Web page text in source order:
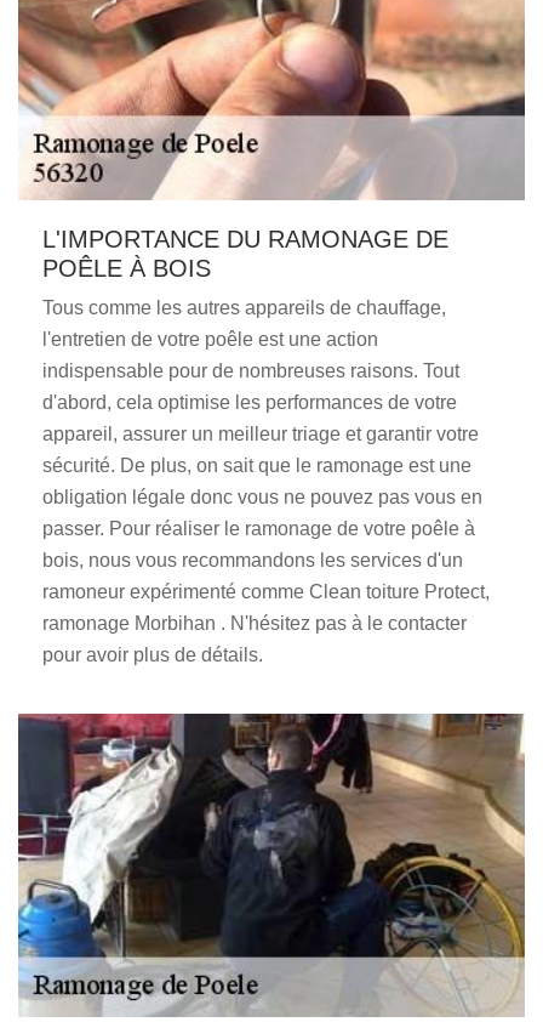
L'IMPORTANCE DU RAMONAGE DE
POÊLE À BOIS
Tous comme les autres appareils de chauffage,
l'entretien de votre poêle est une action
indispensable pour de nombreuses raisons. Tout
d'abord, cela optimise les performances de votre
appareil, assurer un meilleur triage et garantir votre
sécurité. De plus, on sait que le ramonage est une
obligation légale donc vous ne pouvez pas vous en
passer. Pour réaliser le ramonage de votre poêle à
bois, nous vous recommandons les services d'un
ramoneur expérimenté comme Clean toiture Protect,
ramonage Morbihan . N'hésitez pas à le contacter
pour avoir plus de détails.